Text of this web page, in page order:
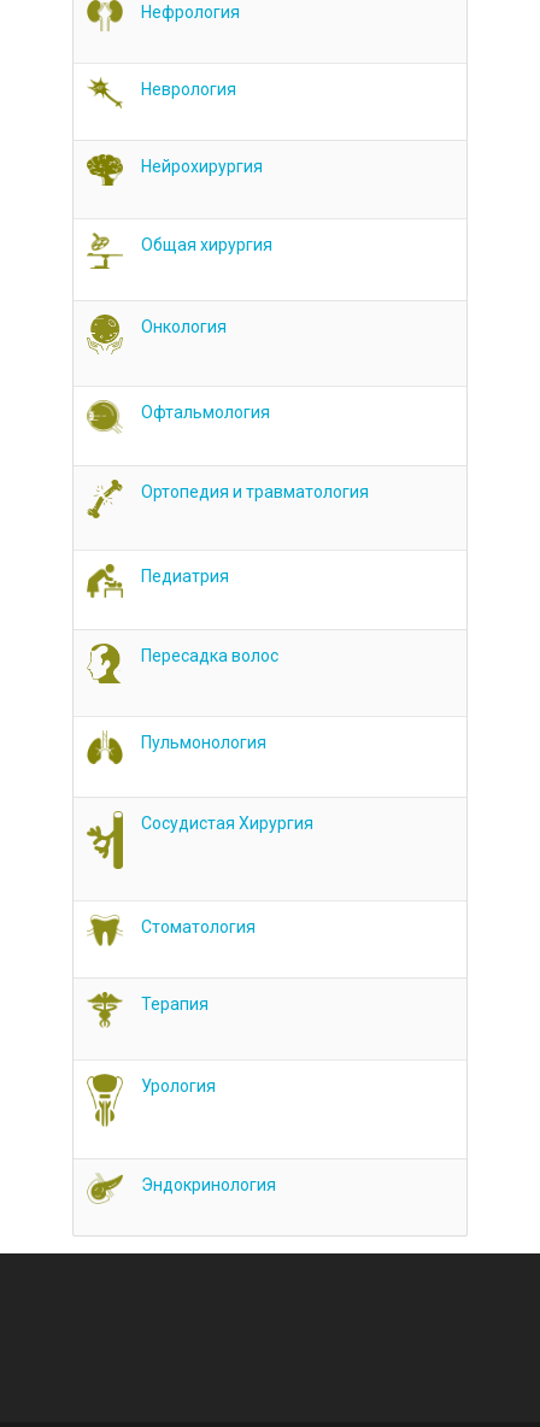
Нефрология
Неврология
Нейрохирургия
Общая хирургия
Онкология
Офтальмология
Ортопедия и травматология
Педиатрия
Пересадка волос
Пульмонология
Сосудистая Хирургия
Стоматология
Терапия
Урология
Эндокринология